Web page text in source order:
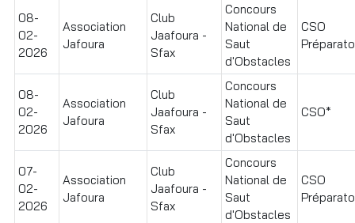
08-
02-
2026
Association
Jafoura
Club
Jaafoura -
Sfax
Concours
National de
Saut
d'Obstacles
CSO
08-
02-
2026
Association
Jafoura
Club
Jaafoura -
Sfax
Concours
National de
Saut
d'Obstacles
CSO*
07-
02-
2026
Association
Jafoura
Club
Jaafoura -
Sfax
Concours
National de
Saut
d'Obstacles
CSO